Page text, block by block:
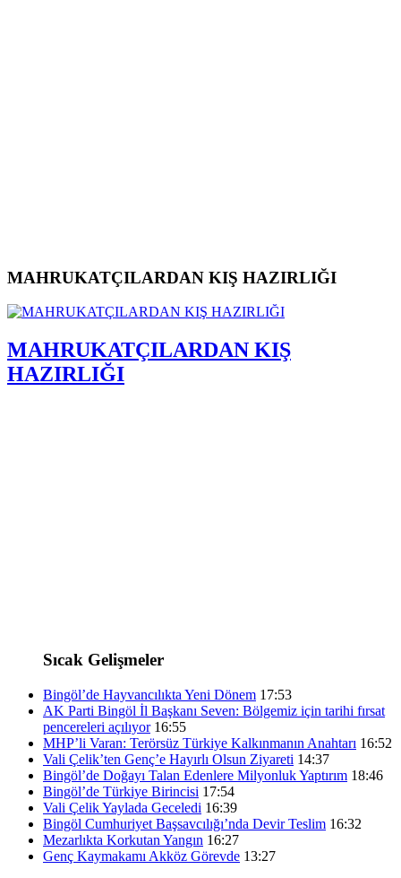
MAHRUKATÇILARDAN KIŞ HAZIRLIĞI
MAHRUKATÇILARDAN KIŞ
HAZIRLIĞI
Sıcak Gelişmeler
Bingöl’de Hayvancılıkta Yeni Dönem 17:53
AK Parti Bingöl İl Başkanı Seven: Bölgemiz için tarihi fırsat
pencereleri açılıyor 16:55
MHP’li Varan: Terörsüz Türkiye Kalkınmanın Anahtarı 16:52
Vali Çelik’ten Genç’e Hayırlı Olsun Ziyareti 14:37
Bingöl’de Doğayı Talan Edenlere Milyonluk Yaptırım 18:46
Bingöl’de Türkiye Birincisi 17:54
Vali Çelik Yaylada Geceledi 16:39
Bingöl Cumhuriyet Başsavcılığı’nda Devir Teslim 16:32
Mezarlıkta Korkutan Yangın 16:27
Genç Kaymakamı Akköz Görevde 13:27